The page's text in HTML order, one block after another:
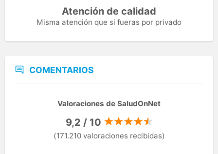
Atención de calidad
Misma atención que si fueras por privado
COMENTARIOS
Valoraciones de SaludOnNet
9,2 / 10
(171.210 valoraciones recibidas)